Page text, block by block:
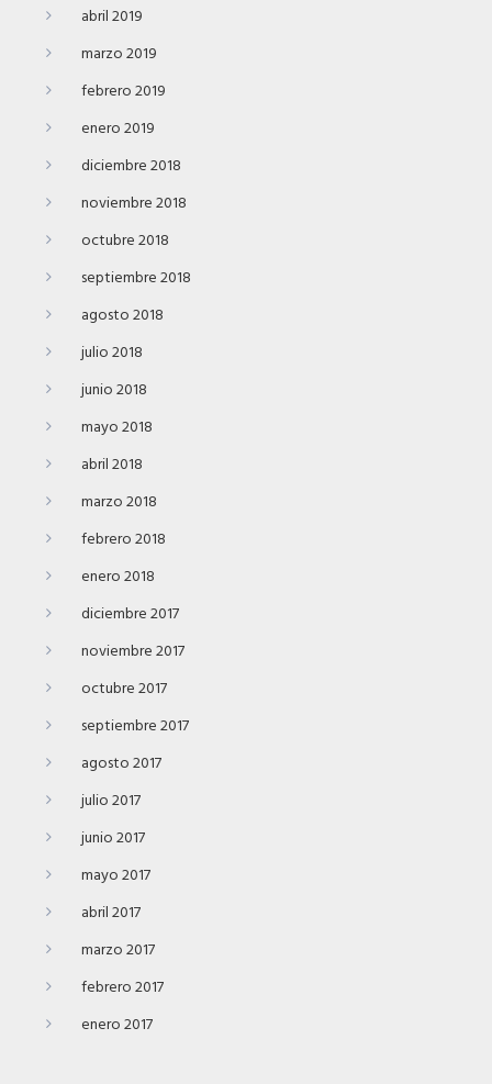
abril 2019
marzo 2019
febrero 2019
enero 2019
diciembre 2018
noviembre 2018
octubre 2018
septiembre 2018
agosto 2018
julio 2018
junio 2018
mayo 2018
abril 2018
marzo 2018
febrero 2018
enero 2018
diciembre 2017
noviembre 2017
octubre 2017
septiembre 2017
agosto 2017
julio 2017
junio 2017
mayo 2017
abril 2017
marzo 2017
febrero 2017
enero 2017